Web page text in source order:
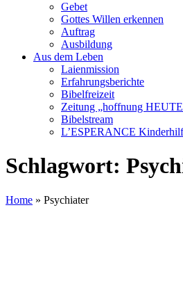
Gebet
Gottes Willen erkennen
Auftrag
Ausbildung
Aus dem Leben
Laienmission
Erfahrungsberichte
Bibelfreizeit
Zeitung „hoffnung
Bibelstream
L’ESPERANCE
Schlagwort:
Home » Psychiater